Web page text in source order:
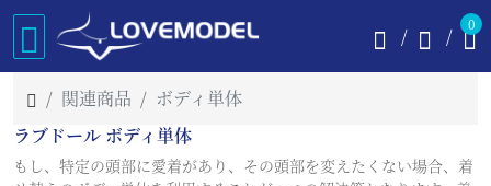
0
関連商品
ボディ単体
ラブドール ボディ単体
もし、特定の頭部に愛着があり、その頭部を変えたくない場合、着